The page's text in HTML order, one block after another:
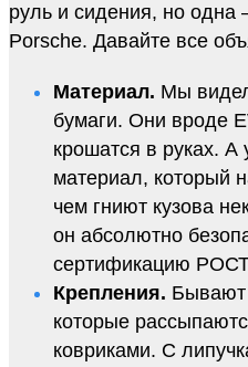
руль и сидения, но одна
Porsche. Давайте все
Материал. Мы
бумаги. Они вроде
крошатся в руках.
материал, который
чем гниют кузова
он абсолютно
сертификацию
Крепления. Бывают
которые
ковриками. С